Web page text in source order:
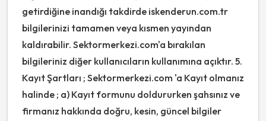
getirdiğine inandığı takdirde iskenderun.com.tr
bilgilerinizi tamamen veya kısmen yayından
kaldırabilir. Sektormerkezi.com'a bırakılan
bilgileriniz diğer kullanıcıların kullanımına açıktır. 5.
Kayıt Şartları ; Sektormerkezi.com 'a Kayıt olmanız
halinde ; a) Kayıt formunu doldururken şahsınız ve
firmanız hakkında doğru, kesin, güncel bilgiler